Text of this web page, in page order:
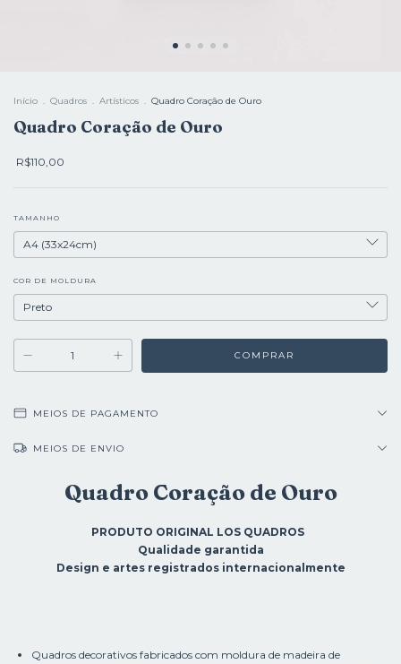
Início . Quadros . Artísticos . Quadro Coração de Ouro
Quadro Coração de Ouro
R$110,00
TAMANHO
COR DE MOLDURA
MEIOS DE PAGAMENTO
MEIOS DE ENVIO
Quadro Coração de Ouro
PRODUTO ORIGINAL LOS QUADROS
Qualidade garantida
Design e artes registrados internacionalmente
Quadros decorativos fabricados com moldura de madeira de